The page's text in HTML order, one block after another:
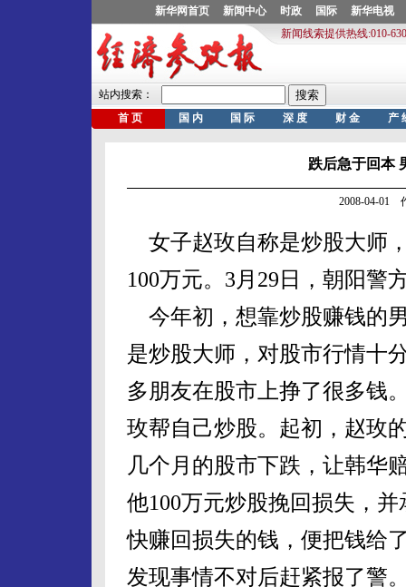
跌后急于回本
2008-04-01
女子赵玫自称是炒股大师
100万元。3月29日，朝阳
今年初，想靠炒股赚钱的
是炒股大师，对股市行情十
多朋友在股市上挣了很多钱
玫帮自己炒股。起初，赵玫
几个月的股市下跌，让韩华
他100万元炒股挽回损失，
快赚回损失的钱，便把钱给
发现事情不对后赶紧报了警